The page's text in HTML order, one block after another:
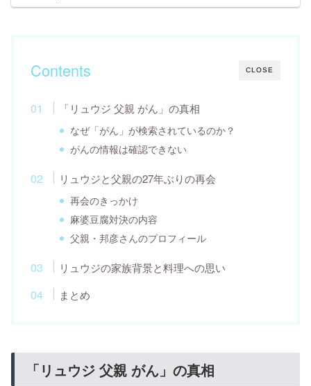
CLOSE
Contents
「リュウジ 父親 がん」の真相
なぜ「がん」が検索されているのか？
がんの情報は確認できない
リュウジと父親の27年ぶりの再会
再会のきっかけ
麻婆豆腐対決の内容
父親・邦彦さんのプロフィール
リュウジの家族背景と料理への思い
まとめ
「リュウジ 父親 がん」の真相